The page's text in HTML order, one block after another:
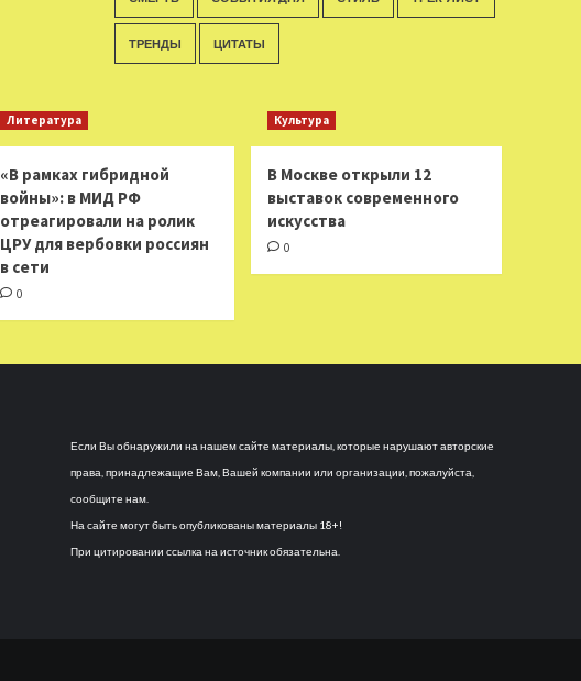
ТРЕНДЫ ЦИТАТЫ
Литература
«В рамках гибридной
войны»: в МИД РФ
отреагировали на ролик
ЦРУ для вербовки россиян
в сети
0
Культура
В Москве открыли 12
выставок современного
искусства
0
Если Вы обнаружили на нашем сайте материалы, которые нарушают авторские
права, принадлежащие Вам, Вашей компании или организации, пожалуйста,
сообщите нам.
На сайте могут быть опубликованы материалы 18+!
При цитировании ссылка на источник обязательна.